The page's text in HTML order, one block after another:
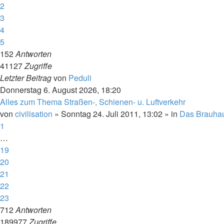
2
3
4
5
152Antworten
41127Zugriffe
Letzter Beitragvon Peduli
Donnerstag 6. August 2026, 18:20
Alles zum Thema Straßen-, Schienen- u. Luftverkehr
von civilisation » Sonntag 24. Juli 2011, 13:02 » in Das
1
…
19
20
21
22
23
712Antworten